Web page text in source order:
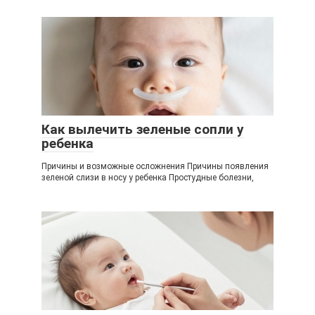
Как вылечить зеленые сопли у
ребенка
Причины и возможные осложнения Причины появления
зеленой слизи в носу у ребенка Простудные болезни,